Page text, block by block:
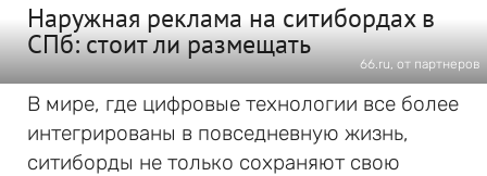
Наружная реклама на ситибордах в
СПб: стоит ли размещать
66.ru, от партнеров
В мире, где цифровые технологии все более
интегрированы в повседневную жизнь,
ситиборды не только сохраняют свою